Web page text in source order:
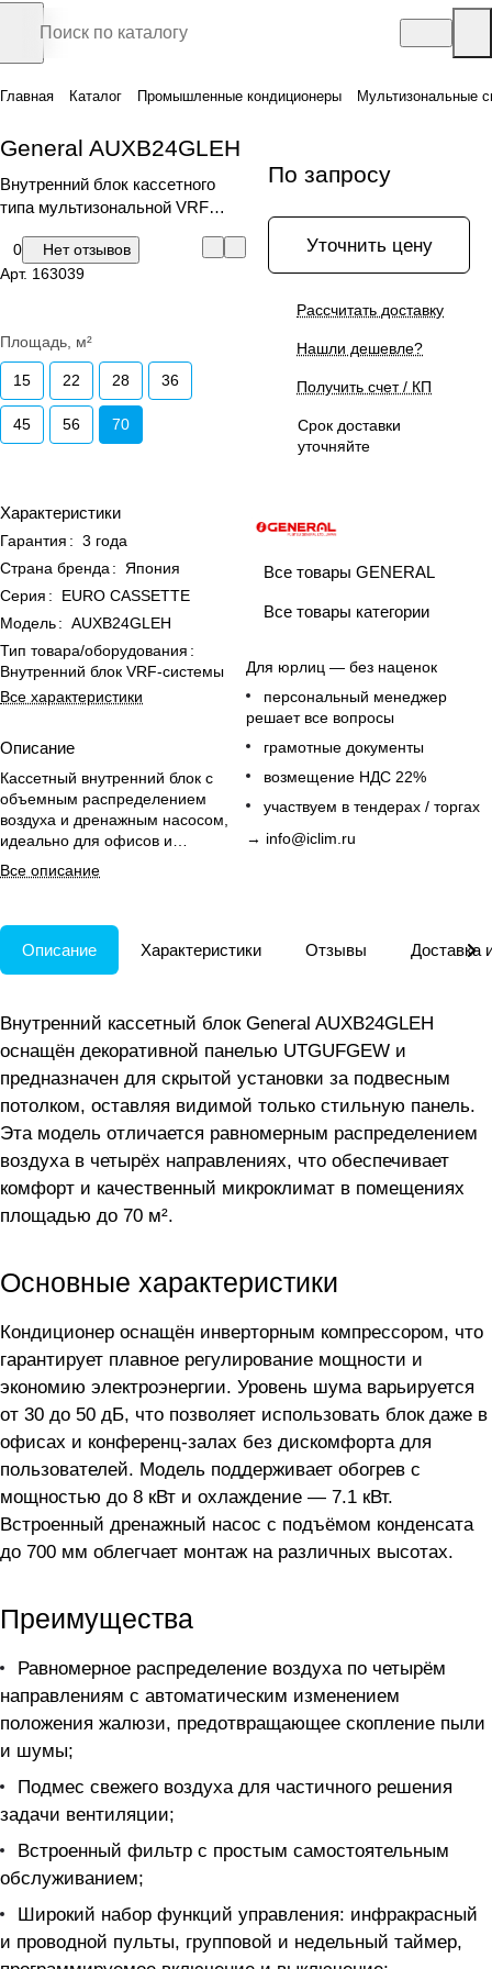
Главная Каталог Промышленные кондиционеры Мультизональные
General AUXB24GLEH
Внутренний блок кассетного
типа мультизональной VRF
панелью UTGUFGEW
0
Нет отзывов
Арт. 163039
Площадь, м²
15 22 28 36
45 56 70
Характеристики
Гарантия : 3 года
Страна бренда :
Япония
Серия :
EURO CASSETTE
Модель: AUXB24GLEH
Тип товара/оборудования :
Внутренний блок VRF-системы
Все характеристики
Описание
Кассетный внутренний блок с
объемным распределением
воздуха и дренажным насосом,
идеально для офисов и
переговорных площадью до 70
м².
Все описание
По запросу
Уточнить цену
Рассчитать доставку
Нашли дешевле?
Получить счет / КП
Срок доставки
уточняйте
Все товары GENERAL
Все товары категории
Для юрлиц — без наценок
персональный менеджер
решает все вопросы
грамотные документы
возмещение НДС 22%
участвуем в тендерах / торгах
→ info@iclim.ru
Описание Характеристики Отзывы Доставка
Внутренний кассетный блок General AUXB24GLEH
оснащён декоративной панелью UTGUFGEW и
предназначен для скрытой установки за подвесным
потолком, оставляя видимой только стильную панель.
Эта модель отличается равномерным распределением
воздуха в четырёх направлениях, что обеспечивает
комфорт и качественный микроклимат в помещениях
площадью до 70 м².
Основные характеристики
Кондиционер оснащён инверторным компрессором, что
гарантирует плавное регулирование мощности и
экономию электроэнергии. Уровень шума варьируется
от 30 до 50 дБ, что позволяет использовать блок даже в
офисах и конференц-залах без дискомфорта для
пользователей. Модель поддерживает обогрев с
мощностью до 8 кВт и охлаждение — 7.1 кВт.
Встроенный дренажный насос с подъёмом конденсата
до 700 мм облегчает монтаж на различных высотах.
Преимущества
Равномерное распределение воздуха по четырём
направлениям с автоматическим изменением
положения жалюзи, предотвращающее скопление пыли
и шумы;
Подмес свежего воздуха для частичного решения
задачи вентиляции;
Встроенный фильтр с простым самостоятельным
обслуживанием;
Широкий набор функций управления: инфракрасный
и проводной пульты, групповой и недельный таймер,